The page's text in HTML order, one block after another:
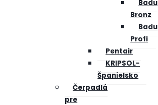
Badu
Bronz
Badu
Profi
Pentair
KRIPSOL-
Španielsko
Čerpadlá
pre